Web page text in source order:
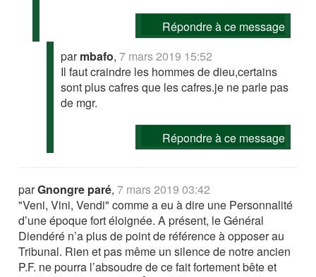
Répondre à ce message
parmbafo,7 mars 2019 15:52
Il faut craindre les hommes de dieu,certains
sont plus cafres que les cafres.je ne parle pas
de mgr.
Répondre à ce message
parGnongre paré,7 mars 2019 03:42
"Veni, Vini, Vendi" comme a eu à dire une Personnalité
d’une époque fort éloignée. A présent, le Général
Diendéré n’a plus de point de référence à opposer au
Tribunal. Rien et pas même un silence de notre ancien
P.F. ne pourra l’absoudre de ce fait fortement bête et